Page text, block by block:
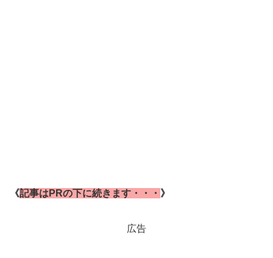
《記事はPRの下に続きます・・・ 》
広告